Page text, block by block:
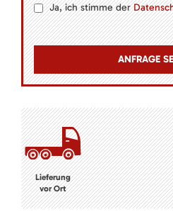
Ja, ich stimme der
Lieferung
vor Ort